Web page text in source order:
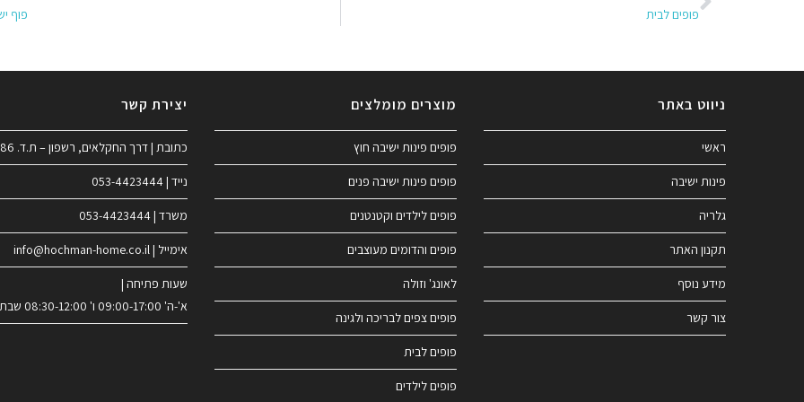
פופים לבית פוף
ניווט באתר
ראשי
פינות ישיבה
גלריה
תקנון האתר
מידע נוסף
צור קשר
מוצרים מומלצים
פופים פינות ישיבה חוץ
פופים פינות ישיבה פנים
פופים לילדים וקטנטנים
פופים והדומים מעוצבים
לאונג' וזולה
פופים צפים לבריכה ולגינה
פופים לבית
פופים לילדים
יצירת קשר
כתובת | דרך החקלאים, רשפון – ת.ד. 186
נייד | 053-4423444
משרד | 053-4423444
אימייל | info@hochman-home.co.il
שעות פתיחה |
א'-ה' 09:00-17:00 ו' 08:30-12:00 שבת סגור